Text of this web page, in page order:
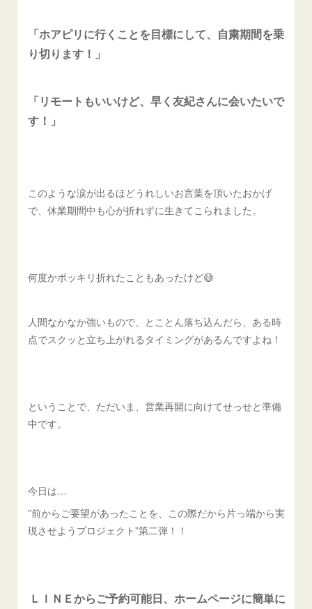
「ホアピリに行くことを目標にして、自粛期間を乗
り切ります！」
「リモートもいいけど、早く友紀さんに会いたいで
す！」
このような涙が出るほどうれしいお言葉を頂いたおかげ
で、休業期間中も心が折れずに生きてこられました。
何度かポッキリ折れたこともあったけど😅
人間なかなか強いもので、とことん落ち込んだら、ある時
点でスクッと立ち上がれるタイミングがあるんですよね！
ということで、ただいま、営業再開に向けてせっせと準備
中です。
今日は…
”前からご要望があったことを、この際だから片っ端から実
現させようプロジェクト”第二弾！！
ＬＩＮＥからご予約可能日、ホームページに簡単に